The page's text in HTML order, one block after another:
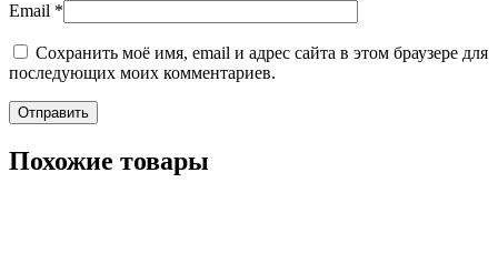
Email *
Сохранить моё имя, email и адрес сайта в этом браузере для
последующих моих комментариев.
Похожие товары